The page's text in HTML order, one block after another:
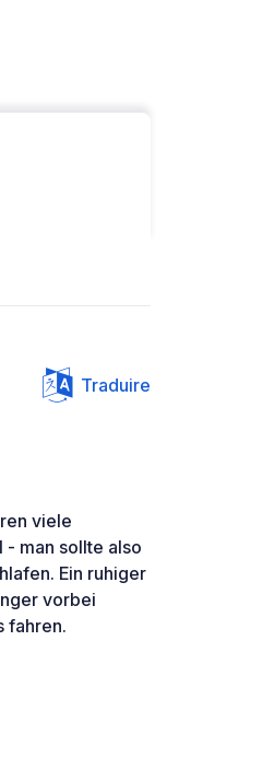
Traduire
viele
- man sollte also
Ein ruhiger
vorbei
fahren.